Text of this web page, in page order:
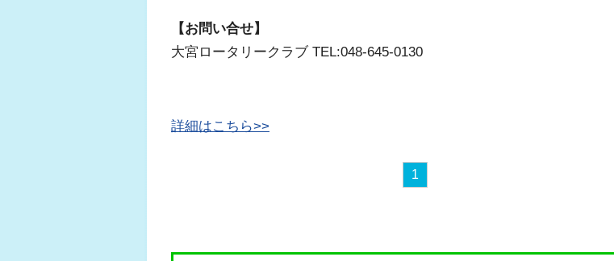
【お問い合せ】
大宮ロータリークラブ TEL:048-645-0130
詳細はこちら>>
1